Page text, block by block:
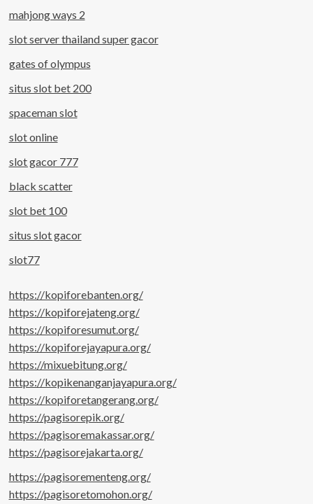
mahjong ways 2
slot server thailand super gacor
gates of olympus
situs slot bet 200
spaceman slot
slot online
slot gacor 777
black scatter
slot bet 100
situs slot gacor
slot77
https://kopiforebanten.org/
https://kopiforejateng.org/
https://kopiforesumut.org/
https://kopiforejayapura.org/
https://mixuebitung.org/
https://kopikenanganjayapura.org/
https://kopiforetangerang.org/
https://pagisorepik.org/
https://pagisoremakassar.org/
https://pagisorejakarta.org/
https://pagisorementeng.org/
https://pagisoretomohon.org/